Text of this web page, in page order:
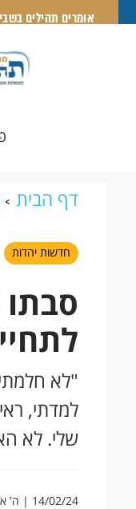
אומרים תהילים בשבילך, 24 שעות ביממה | 1-
דף הבית
חדשות יהדות
"לא
למדתי,
שלי. לא
14/02/24 | ה' אדר א' התשפ"ד